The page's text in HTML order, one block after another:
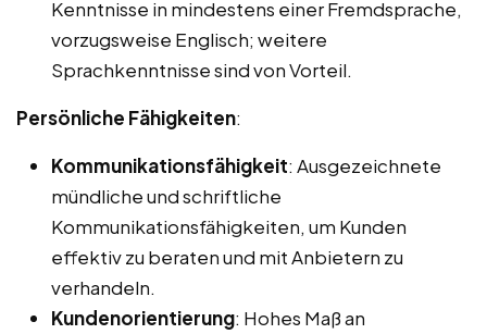
Kenntnisse in mindestens einer Fremdsprache,
vorzugsweise Englisch; weitere
Sprachkenntnisse sind von Vorteil.
Persönliche Fähigkeiten:
Kommunikationsfähigkeit: Ausgezeichnete
mündliche und schriftliche
Kommunikationsfähigkeiten, um Kunden
effektiv zu beraten und mit Anbietern zu
verhandeln.
Kundenorientierung: Hohes Maß an